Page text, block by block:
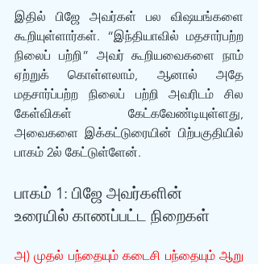
இதில் பிஜே அவர்கள் பல விஷயங்களை
கூறியுள்ளார்கள். “இந்தியாவில் மதசார்பற்ற
நிலைப் பற்றி” அவர் கூறியவைகளை நாம்
ஏற்றுக் கொள்ளலாம், ஆனால் அதே
மதசார்ப்பற்ற நிலைப் பற்றி அவரிடம் சில
கேள்விகள் கேட்கவேண்டியுள்ளது,
அவைகளை இக்கட்டுரையின் பிற்பகுதியில்
பாகம் 2ல் கேட்டுள்ளேன்.
பாகம் 1: பிஜே அவர்களின்
உரையில் காணப்பட்ட நிறைகள்
அ) முதல் பந்தையும் கடைசி பந்தையும் ஆறு